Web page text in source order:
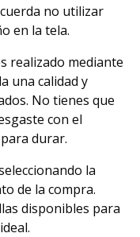
no utilizar
en la tela.
realizado mediante
una calidad y
No tienes que
con el
durar.
la
de la compra.
disponibles para